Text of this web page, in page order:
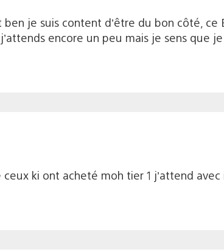
je suis content d’être du bon côté, ce
encore un peu mais je sens que
ki ont acheté moh tier 1 j’attend avec